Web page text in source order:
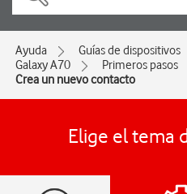
Ayuda Guías de dispositivos
Galaxy A70
Primeros pasos
Crea un nuevo contacto
Elige el tema